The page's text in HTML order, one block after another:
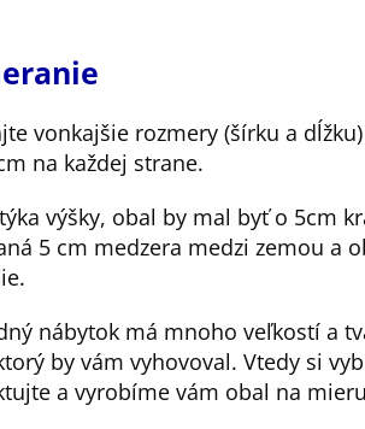
vonkajšie rozmery (šírku a
na každej strane.
výšky, obal by mal byť o 5cm
5 cm medzera medzi zemou a
nábytok má mnoho veľkostí a
by vám vyhovoval. Vtedy si
a vyrobíme vám obal na